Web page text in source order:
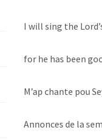
I will sing the
for he has been
M’ap chante pou
Annonces de la